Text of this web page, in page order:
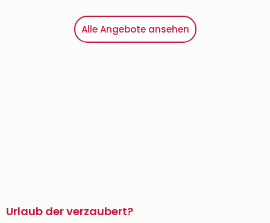
Alle Angebote ansehen
Urlaub der verzaubert?